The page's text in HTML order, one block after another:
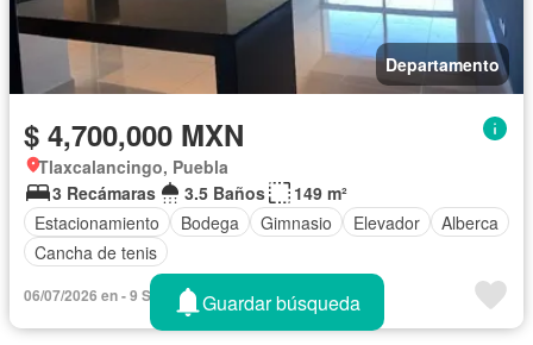
Departamento
$ 4,700,000 MXN
Tlaxcalancingo, Puebla
3 Recámaras
3.5 Baños
149 m²
Estacionamiento
Bodega Gimnasio Elevador
Alberca
Cancha de tenis
06/07/2026 en - 9 SQUARE REAL ESTATE
Guardar búsqueda